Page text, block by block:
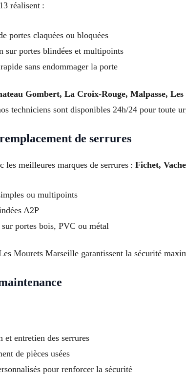
réalisent :
portes claquées ou bloquées
sur portes blindées et multipoints
sans endommager la porte
Gombert, La Croix-Rouge, Malpasse,
techniciens sont disponibles 24h/24 pour toute
de serrures
les meilleures marques de serrures : Fichet,
ou multipoints
A2P
portes bois, PVC ou métal
Mourets Marseille garantissent la sécurité
entretien des serrures
de pièces usées
pour renforcer la sécurité